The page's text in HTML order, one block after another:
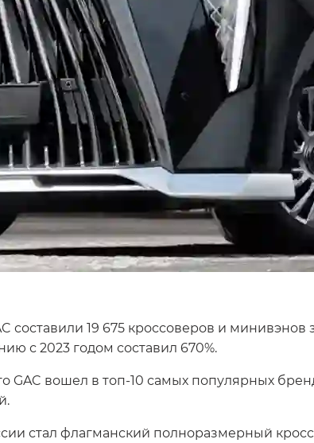
составили 19 675 кроссоверов и минивэнов
с 2023 годом составил 670%.
GAC вошел в топ-10 самых популярных
стал флагманский полноразмерный